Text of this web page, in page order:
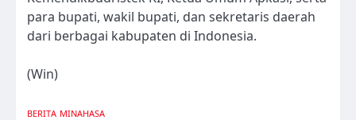
para bupati, wakil bupati, dan sekretaris daerah
dari berbagai kabupaten di Indonesia.
(Win)
BERITA MINAHASA